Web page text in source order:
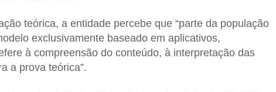
teórica, a entidade percebe que “parte da população
exclusivamente baseado em aplicativos,
à compreensão do conteúdo, à interpretação das
a prova teórica”.